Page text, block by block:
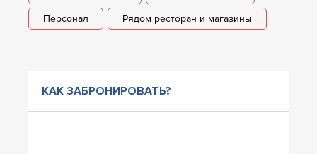
Персонал Рядом ресторан и магазины
КАК ЗАБРОНИРОВАТЬ?